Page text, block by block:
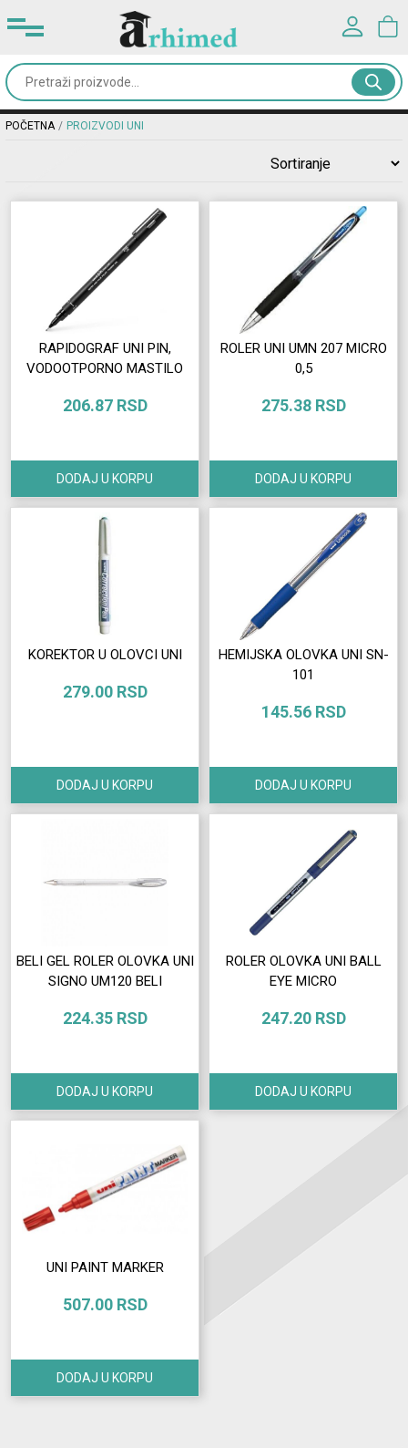
Kancelarijski
materijal
Dodaci
Prijava
korisnika
nama
Korisničko ime*
Zaboravljena lozinka?
PROIZVODI UNI
POČETNA PROIZVODI UNI
RAPIDOGRAF UNI PIN,
VODOOTPORNO MASTILO
206.87 RSD
DODAJ U KORPU
ROLER UNI UMN 207 MICRO
0,5
275.38 RSD
DODAJ U KORPU
KOREKTOR U OLOVCI UNI
279.00 RSD
DODAJ U KORPU
HEMIJSKA OLOVKA UNI SN-
101
145.56 RSD
DODAJ U KORPU
BELI GEL ROLER OLOVKA UNI
SIGNO UM120 BELI
224.35 RSD
DODAJ U KORPU
ROLER OLOVKA UNI BALL
EYE MICRO
247.20 RSD
DODAJ U KORPU
UNI PAINT MARKER
507.00 RSD
DODAJ U KORPU